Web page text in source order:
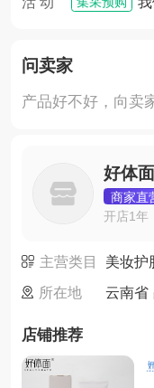
问卖家
产品好不好，向卖
好体
商家直
开店1年
主营类目
美妆护
所在地
云南省
店铺推荐